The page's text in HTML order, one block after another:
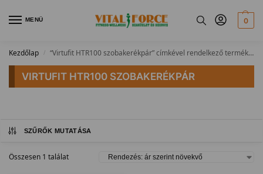
MENÜ 0
Kezdőlap / “Virtufit HTR100 szobakerékpár” címkével rendelkező termékek
VIRTUFIT HTR100 SZOBAKERÉKPÁR
SZŰRŐK MUTATÁSA
Összesen 1 találat